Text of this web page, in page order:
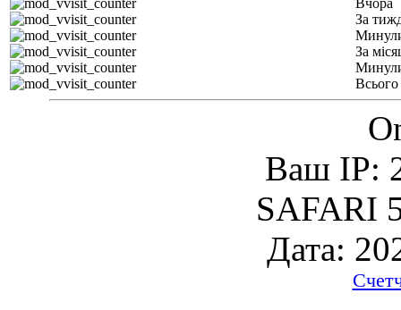
Вчора
За
За
Всього
Ваш IP:
SAFARI
Дата: